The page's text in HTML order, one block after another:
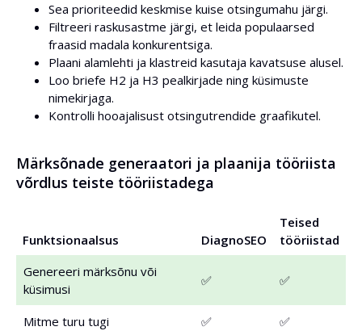
Sea prioriteedid keskmise kuise otsingumahu järgi.
Filtreeri raskusastme järgi, et leida populaarsed
fraasid madala konkurentsiga.
Plaani alamlehti ja klastreid kasutaja kavatsuse alusel.
Loo briefe H2 ja H3 pealkirjade ning küsimuste
nimekirjaga.
Kontrolli hooajalisust otsingutrendide graafikutel.
Märksõnade generaatori ja plaanija tööriista
võrdlus teiste tööriistadega
Funktsionaalsus DiagnoSEO
Teised
tööriistad
Genereeri märksõnu või
küsimusi
✅ ✅
Mitme turu tugi ✅
✅